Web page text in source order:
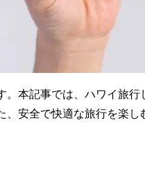
本記事では、ハワイ旅
安全で快適な旅行を楽